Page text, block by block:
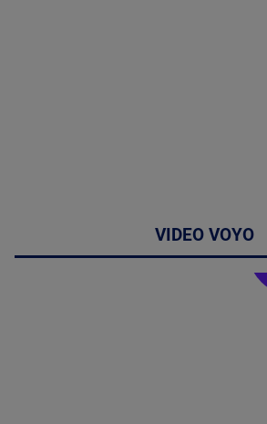
VIDEO VOYO